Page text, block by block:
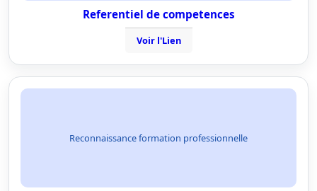
Referentiel de competences
Voir l'Lien
Reconnaissance formation professionnelle